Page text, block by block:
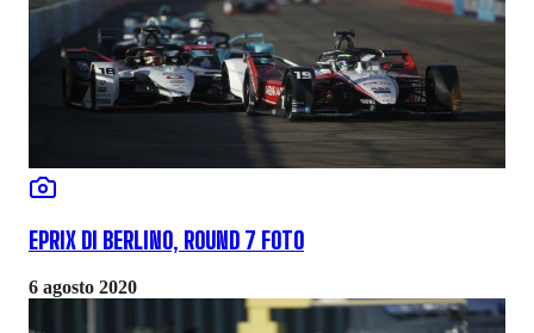
EPRIX DI BERLINO, ROUND 7 FOTO
6 agosto 2020